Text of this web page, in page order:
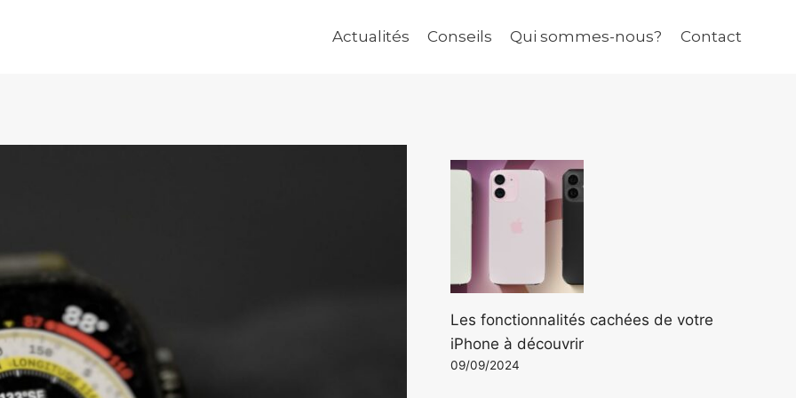
Actualités Conseils Qui sommes-nous? Contact
Les fonctionnalités cachées de votre
iPhone à découvrir
09/09/2024